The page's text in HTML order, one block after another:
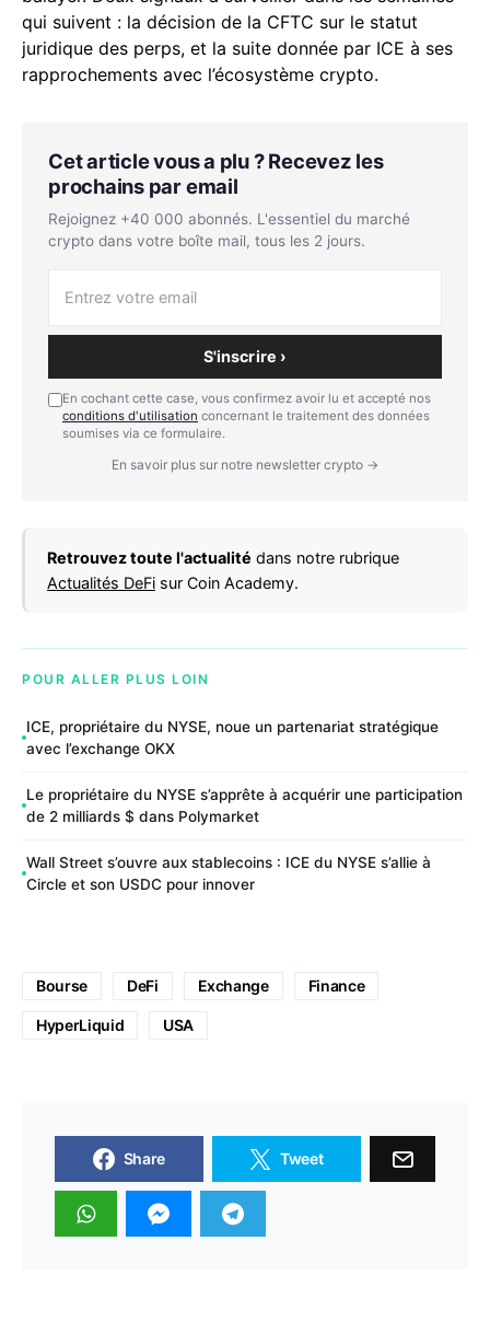
qui suivent : la décision de la CFTC sur le statut
juridique des perps, et la suite donnée par ICE à ses
rapprochements avec l’écosystème crypto.
Cet article vous a plu ? Recevez les
prochains par email
Rejoignez +40 000 abonnés. L'essentiel du marché
crypto dans votre boîte mail, tous les 2 jours.
S'inscrire ›
En cochant cette case, vous confirmez avoir lu et accepté nos
conditions d'utilisation concernant le traitement des données
soumises via ce formulaire.
En savoir plus sur notre newsletter crypto →
Retrouvez toute l'actualité dans notre rubrique
Actualités DeFi sur Coin Academy.
POUR ALLER PLUS LOIN
ICE, propriétaire du NYSE, noue un partenariat stratégique
avec l’exchange OKX
Le propriétaire du NYSE s’apprête à acquérir une participation
de 2 milliards $ dans Polymarket
Wall Street s’ouvre aux stablecoins : ICE du NYSE s’allie à
Circle et son USDC pour innover
Bourse DeFi Exchange Finance
HyperLiquid USA
Share Tweet